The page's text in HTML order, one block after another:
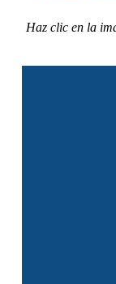
Haz clic en la